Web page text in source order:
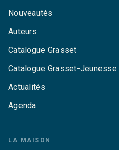
Nouveautés
Auteurs
Catalogue Grasset
Catalogue Grasset-Jeunesse
Actualités
Agenda
LA MAISON